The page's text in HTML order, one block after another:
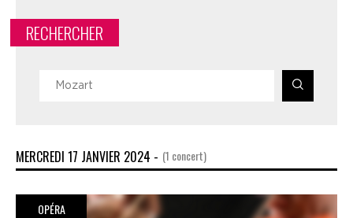
MERCREDI 17 JANVIER 2024 - (1 concert)
OPÉRA
RECHERCHER